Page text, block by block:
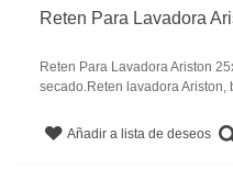
Reten Para Lavadora
Reten Para Lavadora Ariston
secado.Reten lavadora Ariston,
Añadir a lista de deseos